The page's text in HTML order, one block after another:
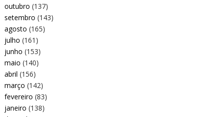
outubro (137)
setembro (143)
agosto (165)
julho (161)
junho (153)
maio (140)
abril (156)
março (142)
fevereiro (83)
janeiro (138)